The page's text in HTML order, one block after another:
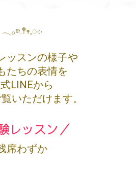
𓂃𓂂𖡼.𖤣𖥧𓈒◌܀
ッスンの様子や
たちの表情を
LINEから
いただけます。
レッスン／
席わずか